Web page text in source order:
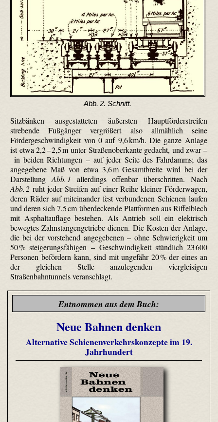
Abb. 2. Schnitt.
Sitzbänken ausgestatteten äußersten Hauptförderstreifen
strebende Fußgänger vergrößert also allmählich seine
Fördergeschwindigkeit von 0 auf 9,6 km/h. Die ganze Anlage
ist etwa 2,2 – 2,5 m unter Straßenoberkante gedacht, und zwar –
in beiden Rich­tungen – auf jeder Seite des Fahrdamms; das
angegebene Maß von etwa 3,6 m Gesamtbreite wird bei der
DarstellungAbb. 1 allerdings offenbar überschritten. Nach
Abb. 2 ruht jeder Streifen auf einer Reihe kleiner Förderwagen,
deren Räder auf miteinander fest verbundenen Schienen laufen
und deren sich 7,5 cm überdeckende Plattformen aus Riffel­blech
mit Asphaltauflage bestehen. Als Antrieb soll ein elektrisch
bewegtes Zahnstangengetriebe dienen. Die Kosten der Anlage,
die bei der vorstehend angegebenen – ohne Schwierigkeit um
50 % stei­ge­rungs­fähi­gen – Geschwindigkeit stündlich 23 600
Personen befördern kann, sind mit ungefähr 20 % der eines an
der gleichen Stelle anzulegenden viergleisigen
Straßenbahntunnels veranschlagt.
Entnommen aus dem Buch:
Neue Bahnen denken
Alternative Schienenverkehrskonzepte im 19.
Jahrhundert